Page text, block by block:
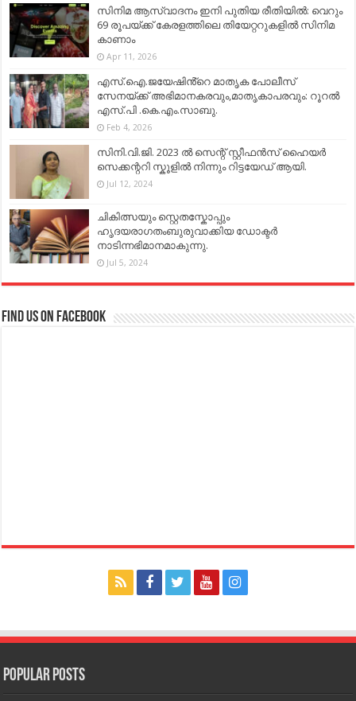
സിനിമ ആസ്വാദനം ഇനി പുതിയ രീതിയിൽ: വെറും
69 രൂപയ്ക്ക് കേരളത്തിലെ തിയേറ്ററുകളിൽ സിനിമ
കാണാം
Apr 11, 2026
എസ്.ഐ.ജയേഷിൻ്റെ മാതൃക പോലീസ്
സേനയ്ക്ക് അഭിമാനകരവും,മാതൃകാപരവും: റൂറൽ
എസ്.പി .കെ.എം.സാബു.
Feb 4, 2026
സിനി.വി.ജി. 2023 ൽ സെന്റ് സ്റ്റീഫൻസ് ഹൈയർ
സെക്കന്ററി സ്കൂളിൽ നിന്നും റിട്ടയേഡ് ആയി.
Jul 12, 2024
ചികിത്സയും സ്റ്റെതസ്കോപ്പും
ഹൃദയരാഗതംബുരുവാക്കിയ ഡോക്ടർ
നാടിന്നഭിമാനമാകുന്നു.
Jul 5, 2024
Find us on Facebook
Popular Posts